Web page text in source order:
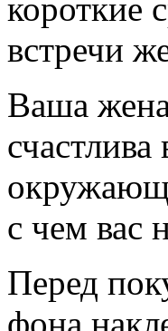
короткие
встречи
Ваша
с чем вас
Перед